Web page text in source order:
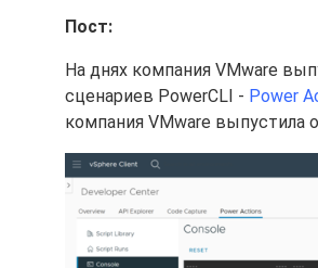
Пост:
На днях компания VMware
сценариев PowerCLI - Power
компания VMware